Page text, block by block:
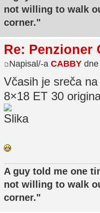
not willing to walk
corner."
Re: Penzioner
Napisal/-aCABBY
Včasih je sreča
8×18 ET 30
A guy told me one
not willing to walk
corner."